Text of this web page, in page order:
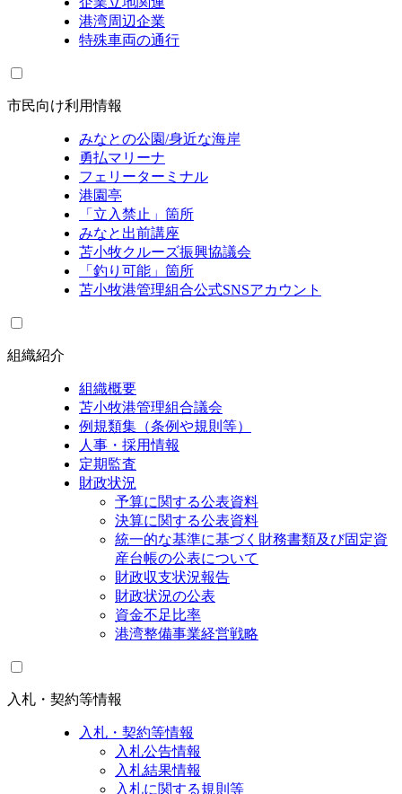
港湾周辺企業
特殊車両の通行
市民向け利用情報
みなとの公園/身近な海岸
勇払マリーナ
フェリーターミナル
港園亭
「立入禁止」箇所
みなと出前講座
苫小牧クルーズ振興協議会
「釣り可能」箇所
苫小牧港管理組合公式SNSアカウント
組織紹介
組織概要
苫小牧港管理組合議会
例規類集（条例や規則等）
人事・採用情報
定期監査
財政状況
予算に関する公表資料
決算に関する公表資料
統一的な基準に基づく財務書類及び固定資
産台帳の公表について
財政収支状況報告
財政状況の公表
資金不足比率
港湾整備事業経営戦略
入札・契約等情報
入札・契約等情報
入札公告情報
入札結果情報
入札に関する規則等